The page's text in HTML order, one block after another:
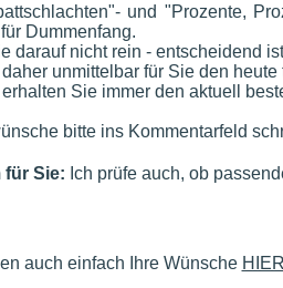
und "Prozente,
Dummenfang.
darauf nicht rein - entscheidend
daher unmittelbar für Sie den
Sie immer den aktuell
bitte ins Kommentarfeld
für Sie: Ich prüfe auch, ob
auch einfach Ihre Wünsche